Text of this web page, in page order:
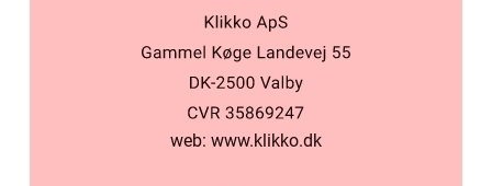
web: www.klikko.dk